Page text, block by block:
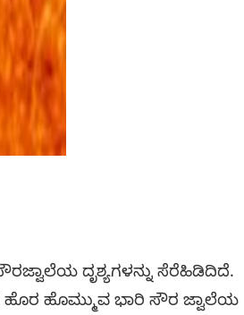
ದೃಶ್ಯಗಳನ್ನು ಸೆರೆಹಿಡಿದಿದೆ.
ಹೊಮ್ಮುವ ಭಾರಿ ಸೌರ ಜ್ವಾಲೆಯ